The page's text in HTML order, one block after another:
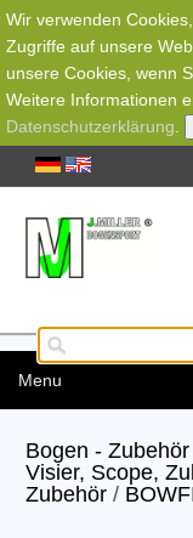
Wir verwenden
Zugriffe auf unsere
unsere Cookies, wenn
Weitere Informationen
Datenschutzerklärung
Menu
Bogen - Zubehör
Visier, Scope,
Zubehör /